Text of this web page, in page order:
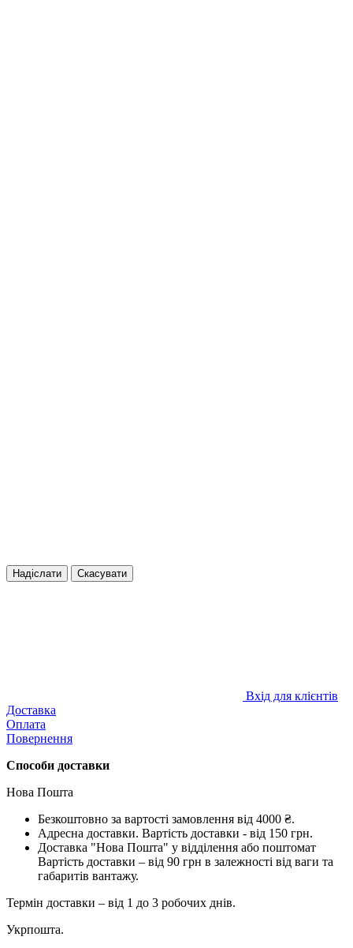
Надіслати Скасувати
Вхід для клієнтів
Доставка
Оплата
Повернення
Способи доставки
Нова Пошта
Безкоштовно за вартості замовлення від 4000 ₴.
Адресна доставки. Вартість доставки - від 150 грн.
Доставка "Нова Пошта" у відділення або поштомат
Вартість доставки – від 90 грн в залежності від ваги та
габаритів вантажу.
Термін доставки – від 1 до 3 робочих днів.
Укрпошта.